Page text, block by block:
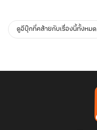
ดูอีบุ๊กที่คล้ายกับเรื่องนี้ทั้งหมด